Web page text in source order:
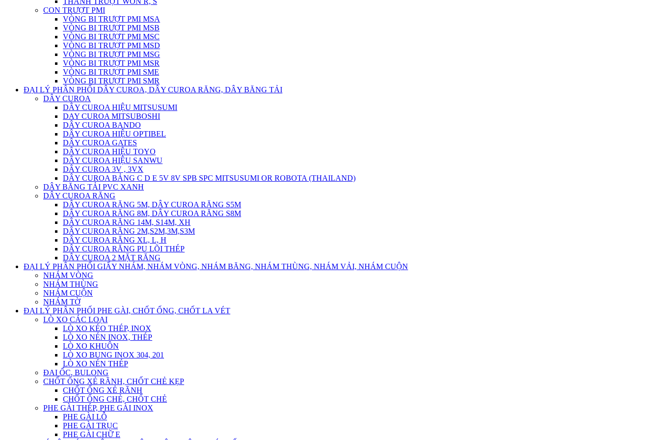
CON TRƯỢT PMI
VÒNG BI TRƯỢT PMI MSA
VÒNG BI TRƯỢT PMI MSB
VÒNG BI TRƯỢT PMI MSC
VÒNG BI TRƯỢT PMI MSD
VÒNG BI TRƯỢT PMI MSG
VÒNG BI TRƯỢT PMI MSR
VÒNG BI TRƯỢT PMI SME
VÒNG BI TRƯỢT PMI SMR
ĐẠI LÝ PHÂN PHỐI DÂY CUROA, DÂY CUROA RĂNG, DÂY BĂNG TẢI
DÂY CUROA
DÂY CUROA HIỆU MITSUSUMI
DAY CUROA MITSUBOSHI
DÂY CUROA BANDO
DÂY CUROA HIỆU OPTIBEL
DÂY CUROA GATES
DÂY CUROA HIỆU TOYO
DÂY CUROA HIỆU SANWU
DÂY CUROA 3V , 3VX
DÂY CUROA BẢNG C D E 5V 8V SPB SPC MITSUSUMI OR ROBOTA (THAILAND)
DÂY BĂNG TẢI PVC XANH
DÂY CUROA RĂNG
DÂY CUROA RĂNG 5M, DÂY CUROA RĂNG S5M
DÂY CUROA RĂNG 8M, DÂY CUROA RĂNG S8M
DÂY CUROA RĂNG 14M, S14M, XH
DÂY CUROA RĂNG 2M,S2M,3M,S3M
DÂY CUROA RĂNG XL, L, H
DÂY CUROA RĂNG PU LÕI THÉP
DÂY CUROA 2 MẶT RĂNG
ĐẠI LÝ PHÂN PHỐI GIẤY NHÁM, NHÁM VÒNG, NHÁM BĂNG, NHÁM THÙNG, NHÁM VẢI, NHÁM CUỘN
NHÁM VÒNG
NHÁM THÙNG
NHÁM CUỘN
NHÁM TỜ
ĐẠI LÝ PHÂN PHỐI PHE GÀI, CHỐT ỐNG, CHỐT LA VÉT
LÒ XO CÁC LOẠI
LÒ XO KÉO THÉP, INOX
LÒ XO NÉN INOX, THÉP
LÒ XO KHUÔN
LÒ XO BUNG INOX 304, 201
LÒ XO NÉN THÉP
ĐAI ỐC, BULONG
CHỐT ỐNG XẺ RÃNH, CHỐT CHẺ KẸP
CHỐT ỐNG XẺ RÃNH
CHỐT ỐNG CHẺ, CHỐT CHẺ
PHE GÀI THÉP, PHE GÀI INOX
PHE GÀI LỖ
PHE GÀI TRỤC
PHE GÀI CHỮ E